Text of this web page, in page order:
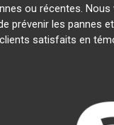
ou récentes.
prévenir les pannes
satisfaits en